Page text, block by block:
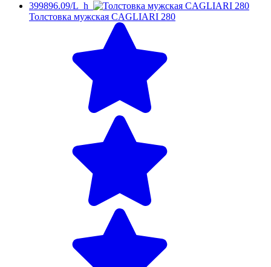
399896.09/L_h
Толстовка мужская CAGLIARI 280